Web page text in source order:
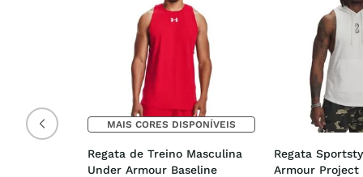
MAIS CORES DISPONÍVEIS
Regata de Treino Masculina
Under Armour Baseline
Regata
Armour Project